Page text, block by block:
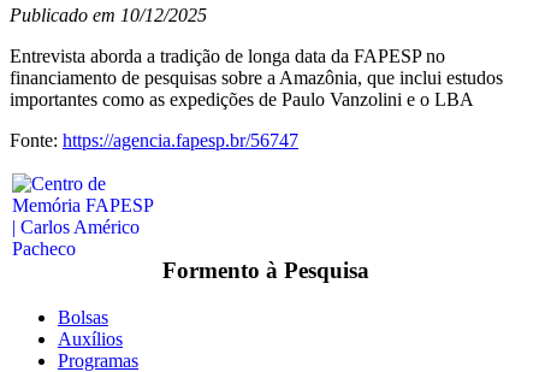
Publicado em 10/12/2025
Entrevista aborda a tradição de longa data da FAPESP no
financiamento de pesquisas sobre a Amazônia, que inclui estudos
importantes como as expedições de Paulo Vanzolini e o LBA
Fonte: https://agencia.fapesp.br/56747
Formento à Pesquisa
Bolsas
Auxílios
Programas